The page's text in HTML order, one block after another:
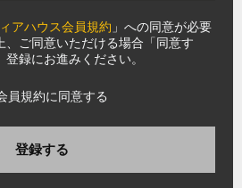
アハウス会員規約 」への同意が必要
、ご同意いただける場合「同意す
録にお進みください。
員規約に同意する
登録する